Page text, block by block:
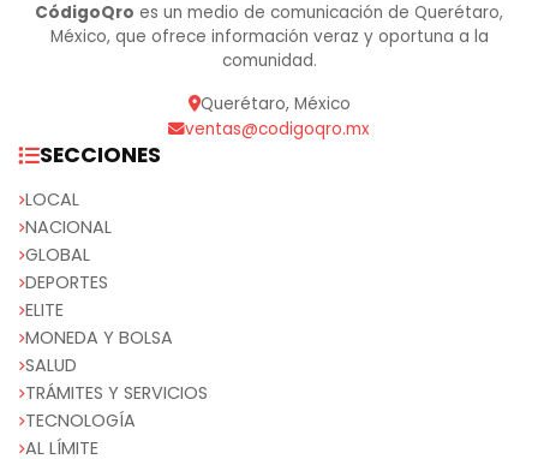
CódigoQro es un medio de comunicación de Querétaro,
México, que ofrece información veraz y oportuna a la
comunidad.
Querétaro, México
ventas@codigoqro.mx
SECCIONES
LOCAL
NACIONAL
GLOBAL
DEPORTES
ELITE
MONEDA Y BOLSA
SALUD
TRÁMITES Y SERVICIOS
TECNOLOGÍA
AL LÍMITE